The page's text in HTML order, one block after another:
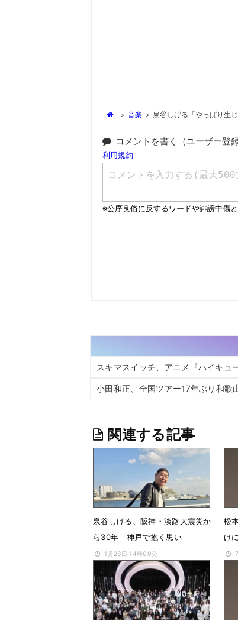
> 音楽 > 泉谷しげる「やっぱり生
コメントを書く（ユーザー登録
スキマスイッチ、アニメ『ハイキュ
小田和正、全国ツアー17年ぶり和歌
関連する記事
泉谷しげる、阪神・淡路大震災か
ら30年 神戸で抱く思い
1月28日 14時00分
松
け